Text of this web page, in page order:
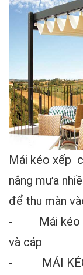
Mái kéo xếp
nắng mưa
để thu màn
- Mái kéo
và cáp
- MÁI KÉO